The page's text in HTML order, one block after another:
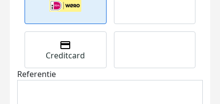
Creditcard
Referentie